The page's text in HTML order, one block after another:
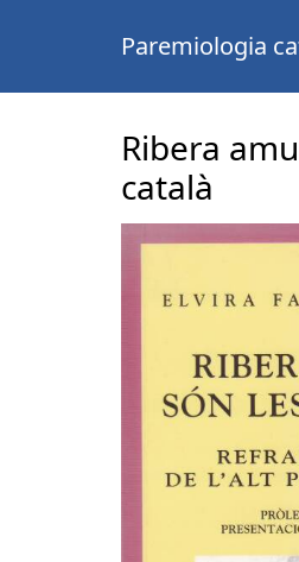
Paremiologia
Ribera
català